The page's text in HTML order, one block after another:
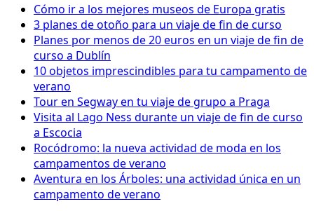
Cómo ir a los mejores museos de Europa gratis
3 planes de otoño para un viaje de fin de curso
Planes por menos de 20 euros en un viaje de fin de
curso a Dublín
10 objetos imprescindibles para tu campamento de
verano
Tour en Segway en tu viaje de grupo a Praga
Visita al Lago Ness durante un viaje de fin de curso
a Escocia
Rocódromo: la nueva actividad de moda en los
campamentos de verano
Aventura en los Árboles: una actividad única en un
campamento de verano